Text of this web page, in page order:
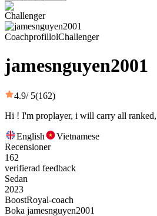
CoachprofillolChallenger
jamesnguyen2001
4.9/ 5(162)
Hi ! I'm proplayer, i will carry all
English
Vietnamese
Recensioner
162
verifierad feedback
Sedan
2023
BoostRoyal-coach
Boka jamesnguyen2001